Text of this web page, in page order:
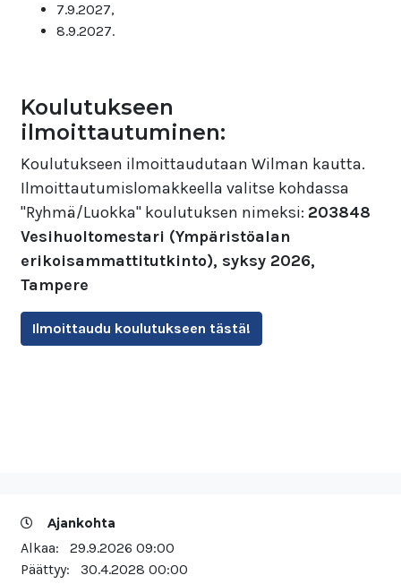
7.9.2027,
8.9.2027.
Koulutukseen
ilmoittautuminen:
Koulutukseen ilmoittaudutaan Wilman kautta.
Ilmoittautumislomakkeella valitse kohdassa
"Ryhmä/Luokka" koulutuksen nimeksi: 203848
Vesihuoltomestari (Ympäristöalan
erikoisammattitutkinto), syksy 2026,
Tampere
Ilmoittaudu koulutukseen tästä!
Ajankohta
Alkaa: 29.9.2026 09:00
Päättyy: 30.4.2028 00:00